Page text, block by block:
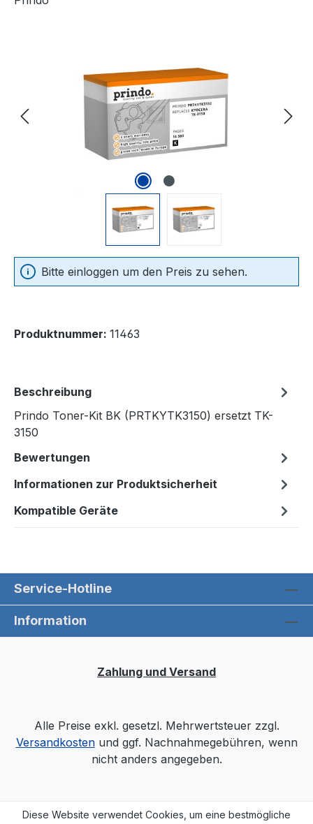
Bitte einloggen um den Preis zu sehen.
Produktnummer: 11463
Beschreibung
Prindo Toner-Kit BK (PRTKYTK3150) ersetzt TK-
3150
Bewertungen
Informationen zur Produktsicherheit
Kompatible Geräte
Service-Hotline
Information
Zahlung und Versand
Alle Preise exkl. gesetzl. Mehrwertsteuer zzgl.
Versandkostenund ggf. Nachnahmegebühren, wenn
nicht anders angegeben.
Diese Website verwendet Cookies, um eine bestmögliche